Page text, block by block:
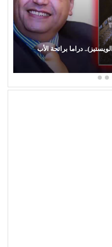
كمال زغلول يكتب: البنية الثقافية والإبداع الشعبي (29).. (السيرة